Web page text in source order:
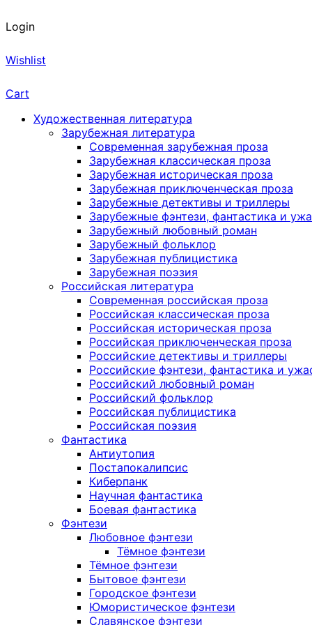
Login
Wishlist
Cart
Художественная литература
Зарубежная литература
Современная зарубежная проза
Зарубежная классическая проза
Зарубежная историческая проза
Зарубежная приключенческая проза
Зарубежные детективы и триллеры
Зарубежные фэнтези, фантастика и
Зарубежный любовный роман
Зарубежный фольклор
Зарубежная публицистика
Зарубежная поэзия
Российская литература
Современная российская проза
Российская классическая проза
Российская историческая проза
Российская приключенческая проза
Российские детективы и триллеры
Российские фэнтези, фантастика и
Российский любовный роман
Российский фольклор
Российская публицистика
Российская поэзия
Фантастика
Антиутопия
Постапокалипсис
Киберпанк
Научная фантастика
Боевая фантастика
Фэнтези
Любовное фэнтези
Тёмное фэнтези
Тёмное фэнтези
Бытовое фэнтези
Городское фэнтези
Юмористическое фэнтези
Славянское фэнтези